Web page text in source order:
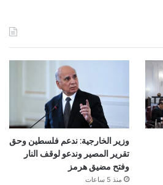
وزير الخارجية: ندعم فلسطين وحق
تقرير المصير وندعو لوقف النار
وفتح مضيق هرمز
منذ 5 ساعات